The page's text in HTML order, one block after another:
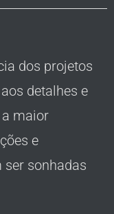
dos projetos
detalhes e
maior
e
ser sonhadas